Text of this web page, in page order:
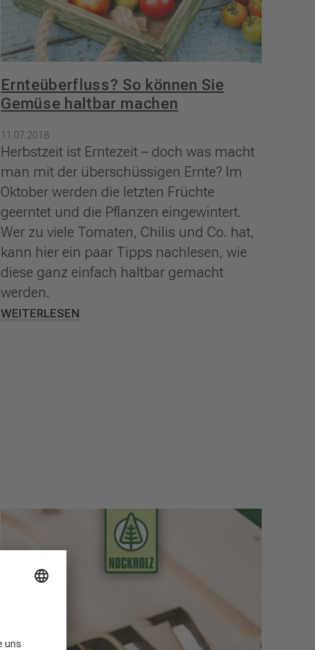
Ernteüberfluss? So können Sie
Gemüse haltbar machen
11.07.2018
Herbstzeit ist Erntezeit – doch was macht
man mit der überschüssigen Ernte? Im
Oktober werden die letzten Früchte
geerntet und die Pflanzen eingewintert.
Wer zu viele Tomaten, Chilis und Co. hat,
kann hier ein paar Tipps nachlesen, wie
diese ganz einfach haltbar gemacht
werden.
WEITERLESEN